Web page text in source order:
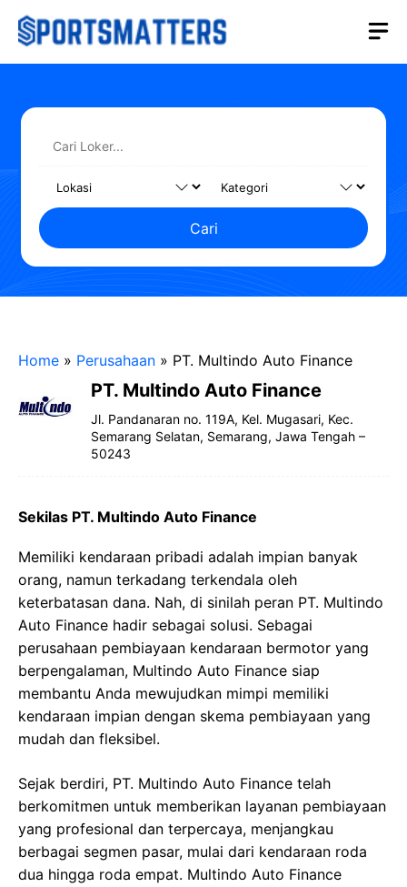
Langsung
Cari
Home » Perusahaan » PT. Multindo Auto Finance
PT. Multindo Auto Finance
Jl. Pandanaran no. 119A, Kel. Mugasari, Kec.
Semarang Selatan, Semarang, Jawa Tengah –
50243
Sekilas PT. Multindo Auto Finance
Memiliki kendaraan pribadi adalah impian banyak
orang, namun terkadang terkendala oleh
keterbatasan dana. Nah, di sinilah peran PT. Multindo
Auto Finance hadir sebagai solusi. Sebagai
perusahaan pembiayaan kendaraan bermotor yang
berpengalaman, Multindo Auto Finance siap
membantu Anda mewujudkan mimpi memiliki
kendaraan impian dengan skema pembiayaan yang
mudah dan fleksibel.
Sejak berdiri, PT. Multindo Auto Finance telah
berkomitmen untuk memberikan layanan pembiayaan
yang profesional dan terpercaya, menjangkau
berbagai segmen pasar, mulai dari kendaraan roda
dua hingga roda empat. Multindo Auto Finance